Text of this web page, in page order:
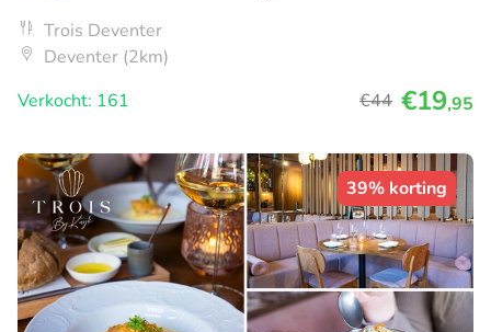
Trois Deventer
Deventer (2km)
Verkocht: 161
€44 €19,95
39% korting